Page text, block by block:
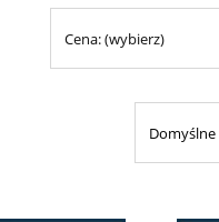
Cena: (wybierz)